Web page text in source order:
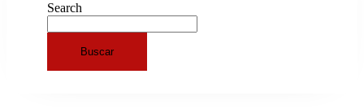
Search
Buscar